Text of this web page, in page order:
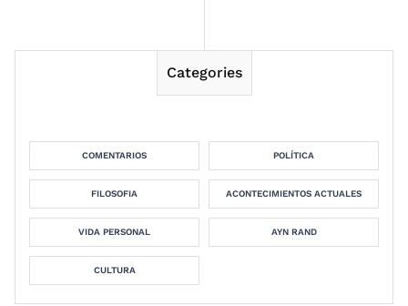
Categories
COMENTARIOS POLÍTICA
FILOSOFIA ACONTECIMIENTOS ACTUALES
VIDA PERSONAL AYN RAND
CULTURA